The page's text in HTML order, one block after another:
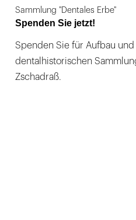
Sammlung "Dentales Erbe"
Spenden Sie jetzt!
Spenden Sie für Aufbau
dentalhistorischen
Zschadraß.